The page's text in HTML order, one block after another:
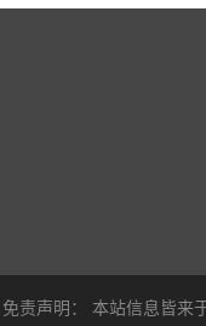
免责声明： 本站信息皆来